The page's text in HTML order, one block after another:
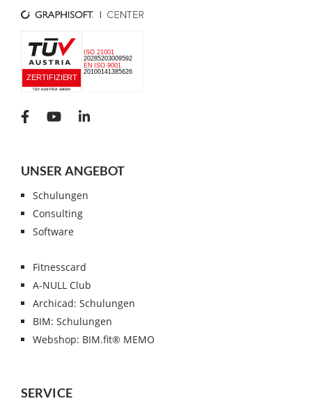
UNSER ANGEBOT
Schulungen
Consulting
Software
Fitnesscard
A-NULL Club
Archicad: Schulungen
BIM: Schulungen
Webshop: BIM.fit® MEMO
SERVICE